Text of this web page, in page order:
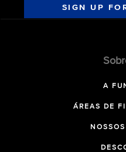
SIGN UP
A
ÁREAS DE